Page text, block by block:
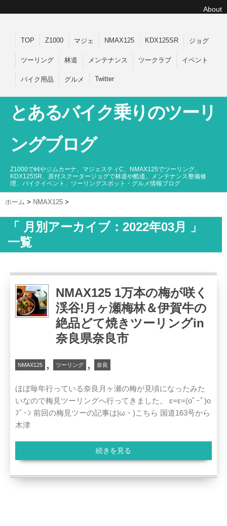
About
TOP Z1000 マジェ NMAX125 KDX125SR ジョグ
ツーリング 林道 メンテナンス ツークラブ イベント
バイク用品 グルメ Twitter
とあるバイク乗りのツーリ
ングブログ
Z1000で峠やジムカーナ、マジェスティC、NMAX125でツーリング、
KDX125SR、原付スクータージョグで林道や酷道。メンテナンス整備修
理、バイクイベント、ツーリングスポット・グルメ情報ブログ
ホーム > NMAX125 >
「 月別アーカイブ：2022年03月 」
一覧
NMAX125 1万本の梅が咲く
渓谷!月ヶ瀬梅林＆伊賀牛の
絶品どて焼きツーリングin
奈良県奈良市
NMAX125 , ツーリング , 奈良
ほぼ毎年行っている奈良月ヶ瀬の梅が見頃になったみた
いなので梅見ツーリングへ行ってきました。 ε=ε=(oﾟｰﾟ)o
ﾌﾞｰﾝ 前回の梅見ツーの記事は|ω・)こちら 国道163号から
木津
続きを見る